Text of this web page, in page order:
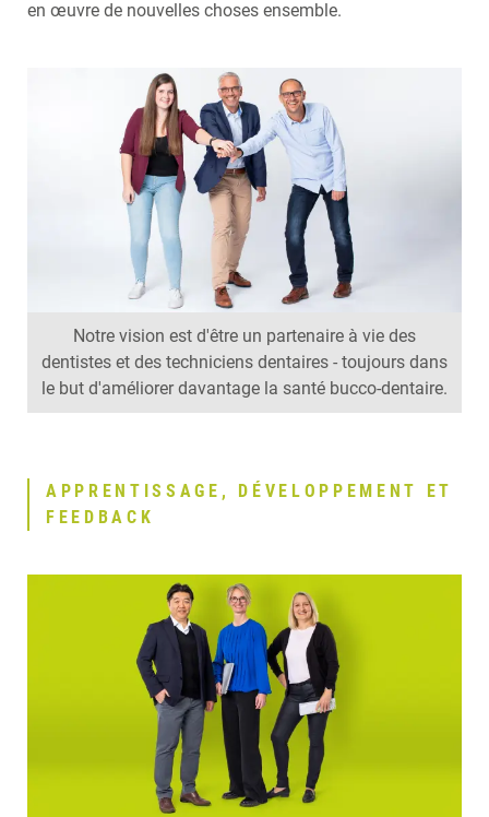
Notre vision est d'être un partenaire à vie des
dentistes et des techniciens dentaires - toujours dans
le but d'améliorer davantage la santé bucco-dentaire.
en œuvre de nouvelles choses ensemble.
APPRENTISSAGE, DÉVELOPPEMENT ET
FEEDBACK